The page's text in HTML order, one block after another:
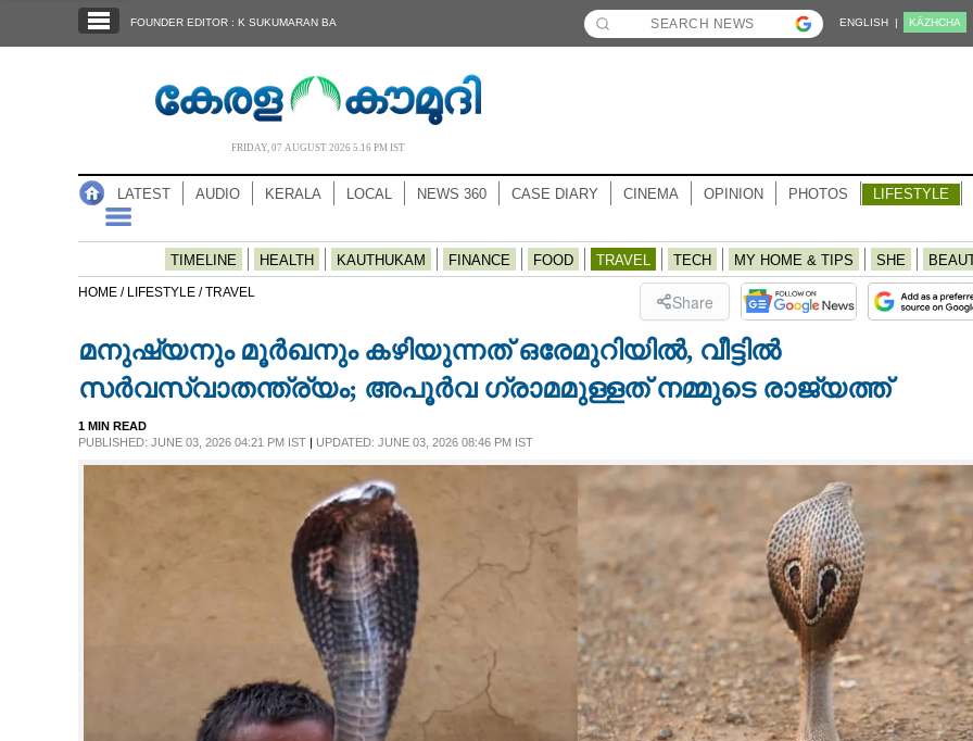
NOTIFIED NEWS
NEWS 360
CASE DIARY
FOUNDER EDITOR : K SUKUMARAN BA ENGLISH | KĀZHCHA
FRIDAY, 07 AUGUST 2026 5.16 PM IST
LATEST AUDIO KERALA LOCAL NEWS 360 CASE DIARY CINEMA OPINION PHOTOS LIFESTYLE
TIMELINE HEALTH KAUTHUKAM FINANCE FOOD TRAVEL TECH MY HOME & TIPS SHE
HOME / LIFESTYLE /TRAVEL Share
മനുഷ്യനും മൂർഖനും കഴിയുന്നത് ഒരേമുറിയിൽ, വീട്ടിൽ
സർവസ്വാതന്ത്ര്യം; അപൂർവ ഗ്രാമമുള്ളത് നമ്മുടെ രാജ്യത്ത്
1 MIN READ
PUBLISHED: JUNE 03, 2026 04:21 PM IST| UPDATED: JUNE 03, 2026 08:46 PM IST